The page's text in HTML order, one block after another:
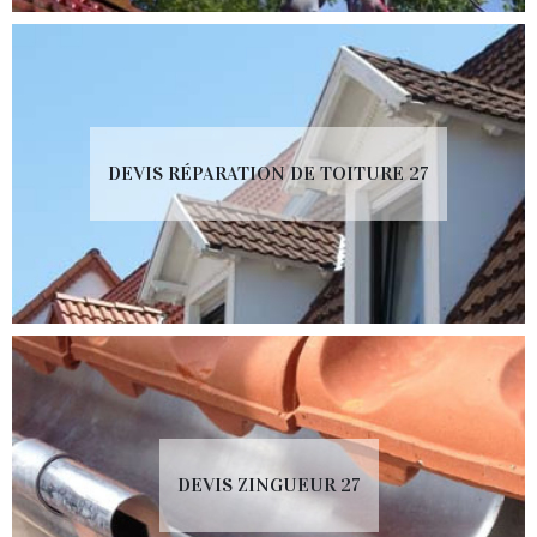
DEVIS RÉPARATION DE TOITURE 27
DEVIS ZINGUEUR 27